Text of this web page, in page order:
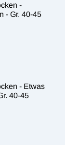
-
- Gr. 40-45
- Etwas
40-45